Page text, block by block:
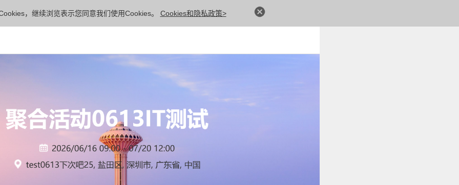
，继续浏览表示您同意我们使用Cookies。 Cookies和隐私政策>